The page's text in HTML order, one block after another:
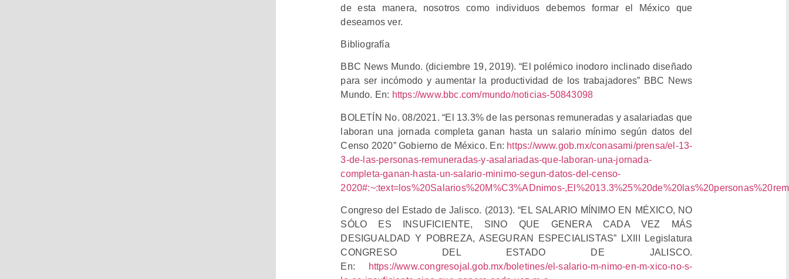
de esta manera, nosotros como individuos debemos formar el México que
deseamos ver.
Bibliografía
BBC News Mundo. (diciembre 19, 2019). “El polémico inodoro inclinado diseñado
para ser incómodo y aumentar la productividad de los trabajadores” BBC News
Mundo. En: https://www.bbc.com/mundo/noticias-50843098
BOLETÍN No. 08/2021. “El 13.3% de las personas remuneradas y asalariadas que
laboran una jornada completa ganan hasta un salario mínimo según datos del
Censo 2020” Gobierno de México. En: https://www.gob.mx/conasami/prensa/el-13-
3-de-las-personas-remuneradas-y-asalariadas-que-laboran-una-jornada-
completa-ganan-hasta-un-salario-minimo-segun-datos-del-censo-
2020#:~:text=los%20Salarios%20M%C3%ADnimos-
Congreso del Estado de Jalisco. (2013). “EL SALARIO MÍNIMO EN MÉXICO, NO
SÓLO ES INSUFICIENTE, SINO QUE GENERA CADA VEZ MÁS
DESIGUALDAD Y POBREZA, ASEGURAN ESPECIALISTAS” LXIII Legislatura
CONGRESO DEL ESTADO DE JALISCO.
En:
https://www.congresojal.gob.mx/boletines/el-salario-m-nimo-en-m-xico-no-s-